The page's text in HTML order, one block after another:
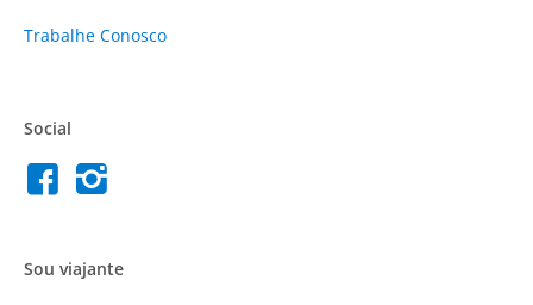
Trabalhe Conosco
Social
Sou viajante